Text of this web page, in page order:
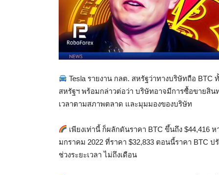
Tesla รายงาน กลต. สหรัฐว่าทางบริษัทถือ BTC
สหรัฐฯ พร้อมกล่าวต่อว่า บริษัทอาจมีการซื้อขายสิ
เวลาตามสภาพตลาด และมุมมองของบริษัท
เพียงเท่านี้ ก็ผลักดันราคา BTC ขึ้นถึง $44,416
มกราคม 2022 ที่ราคา $32,833 ตอนนี้ราคา BTC ป
ช่วงระยะเวลา ไม่ถึงเดือน